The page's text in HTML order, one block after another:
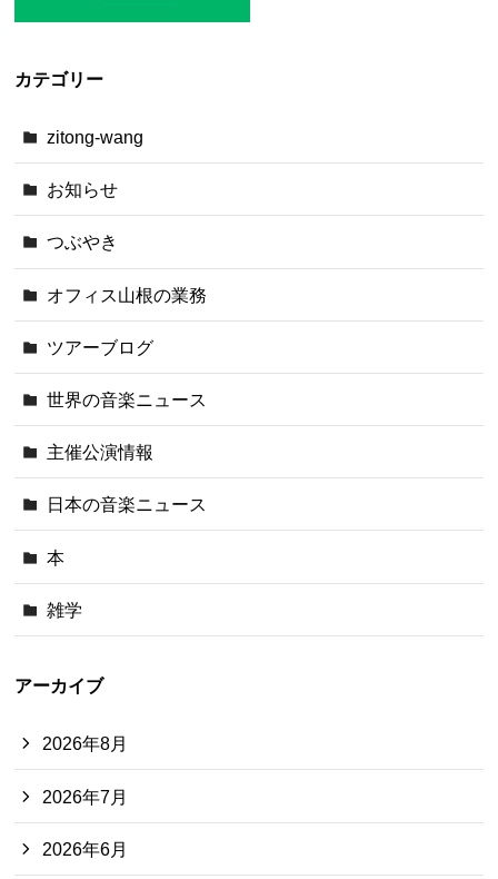
カテゴリー
zitong-wang
お知らせ
つぶやき
オフィス山根の業務
ツアーブログ
世界の音楽ニュース
主催公演情報
日本の音楽ニュース
本
雑学
アーカイブ
2026年8月
2026年7月
2026年6月